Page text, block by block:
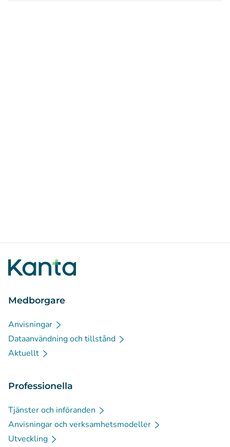
Medborgare
Anvisningar
Dataanvändning och tillstånd
Aktuellt
Professionella
Tjänster och införanden
Anvisningar och verksamhetsmodeller
Utveckling